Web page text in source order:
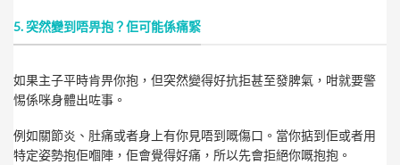
5. 突然變到唔畀抱？佢可能係痛緊
如果主子平時肯畀你抱，但突然變得好抗拒甚至發脾氣，咁就要警
惕係咪身體出咗事。
例如關節炎、肚痛或者身上有你見唔到嘅傷口。當你掂到佢或者用
特定姿勢抱佢嗰陣，佢會覺得好痛，所以先會拒絕你嘅抱抱。